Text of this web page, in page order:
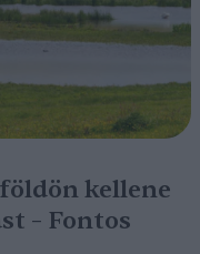
kellene
– Fontos